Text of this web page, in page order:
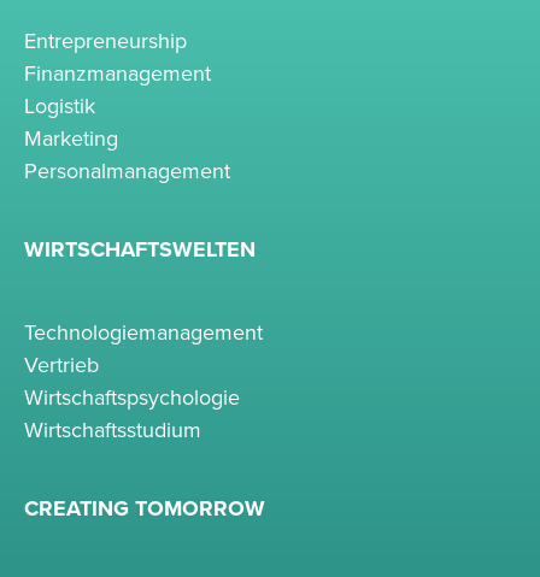
Entrepreneurship
Finanzmanagement
Logistik
Marketing
Personalmanagement
WIRTSCHAFTSWELTEN
Technologiemanagement
Vertrieb
Wirtschaftspsychologie
Wirtschaftsstudium
CREATING TOMORROW